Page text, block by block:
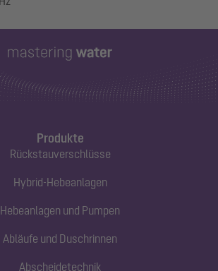
Produkte
Rückstauverschlüsse
Hybrid-Hebeanlagen
Hebeanlagen und Pumpen
Abläufe und Duschrinnen
Abscheidetechnik